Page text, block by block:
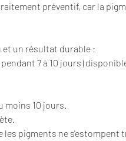
préventif, car la
et un résultat durable :
7 à 10 jours
moins 10 jours.
les pigments ne s'estompent